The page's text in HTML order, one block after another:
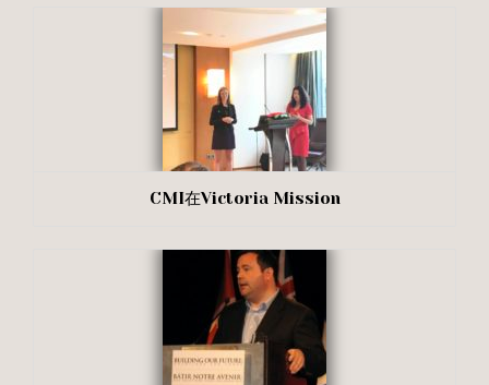
CMI在Victoria Mission